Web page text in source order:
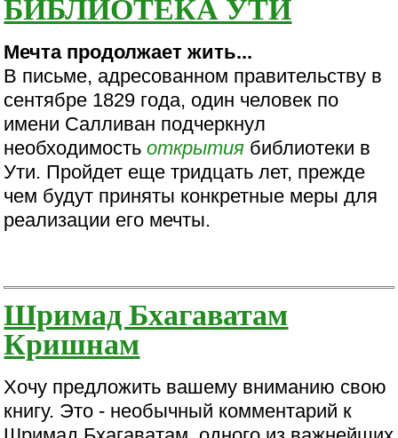
Мечта продолжает жить...
В письме, адресованном правительству в
сентябре 1829 года, один человек по
имени Салливан подчеркнул
необходимостьоткрытия библиотеки в
Ути. Пройдет еще тридцать лет, прежде
чем будут приняты конкретные меры для
реализации его мечты.
Шримад Бхагаватам
Кришнам
Хочу предложить вашему вниманию свою
книгу. Это - необычный комментарий к